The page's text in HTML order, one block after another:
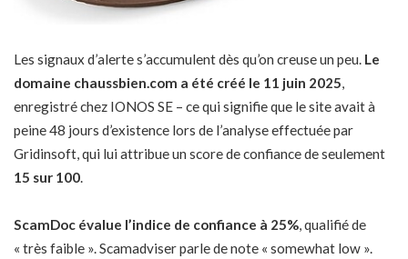
Les signaux d’alerte s’accumulent dès qu’on creuse un peu. Le
domaine chaussbien.com a été créé le 11 juin 2025,
enregistré chez IONOS SE – ce qui signifie que le site avait à
peine 48 jours d’existence lors de l’analyse effectuée par
Gridinsoft, qui lui attribue un score de confiance de seulement
15 sur 100.
ScamDoc évalue l’indice de confiance à 25%, qualifié de
« très faible ». Scamadviser parle de note « somewhat low ».